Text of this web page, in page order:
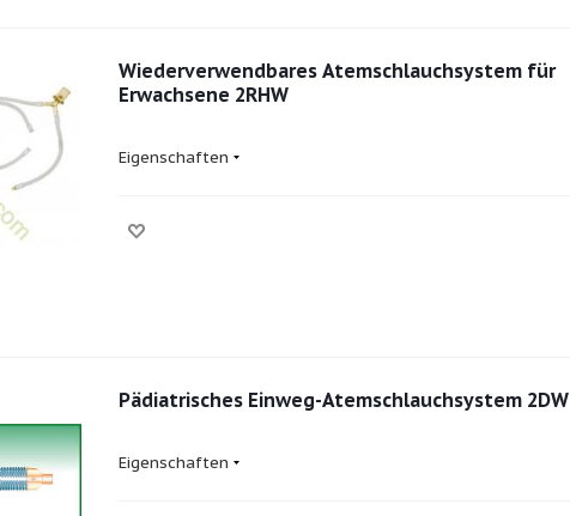
Wiederverwendbares Atemschlauchsystem für
Erwachsene 2RHW
Eigenschaften
Pädiatrisches Einweg-Atemschlauchsystem 2DW
Eigenschaften